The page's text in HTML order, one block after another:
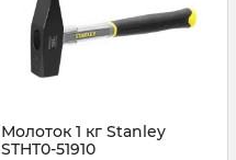
Молоток 1 кг Stanley
STHT0-51910